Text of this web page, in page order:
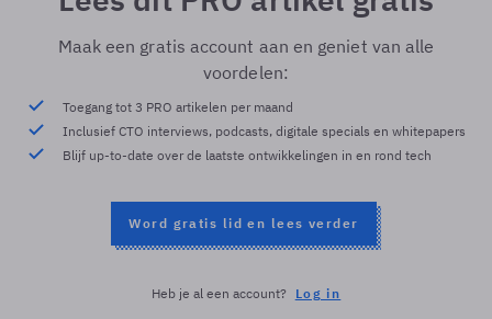
Maak een gratis account aan en geniet van alle
voordelen:
Toegang tot 3 PRO artikelen per maand
Inclusief CTO interviews, podcasts, digitale specials en whitepapers
Blijf up-to-date over de laatste ontwikkelingen in en rond tech
Word gratis lid en lees verder
Heb je al een account? Log in